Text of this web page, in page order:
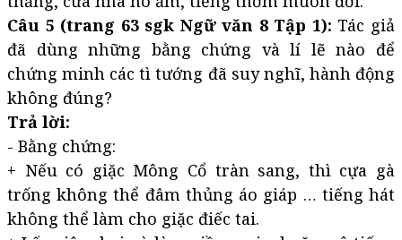
Câu 5 (trang 63 sgk Ngữ văn 8 Tập 1): Tác giả
đã dùng những bằng chứng và lí lẽ nào để
chứng minh các tì tướng đã suy nghĩ, hành động
không đúng?
Trả lời:
- Bằng chứng:
+ Nếu có giặc Mông Cổ tràn sang, thì cựa gà
trống không thể đâm thủng áo giáp … tiếng hát
không thể làm cho giặc điếc tai.